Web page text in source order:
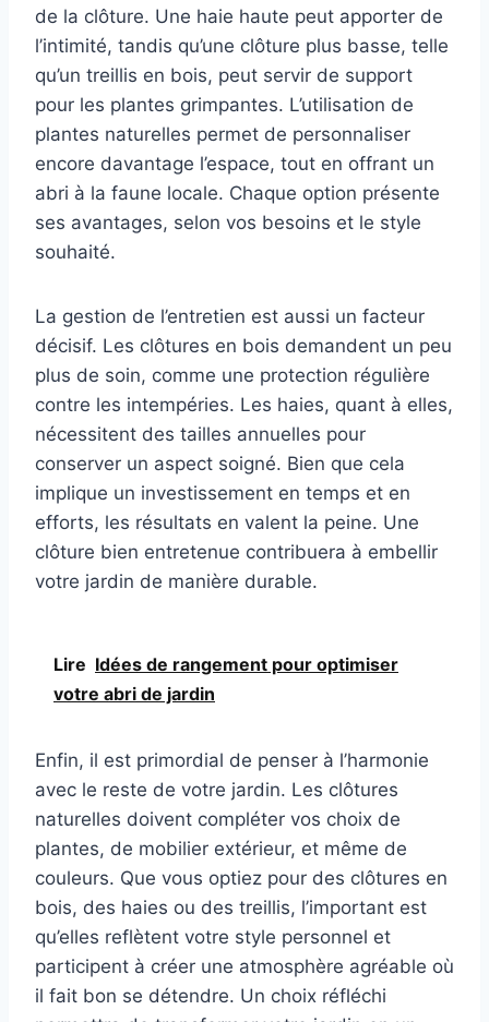
de la clôture. Une haie haute peut apporter de
l’intimité, tandis qu’une clôture plus basse, telle
qu’un treillis en bois, peut servir de support
pour les plantes grimpantes. L’utilisation de
plantes naturelles permet de personnaliser
encore davantage l’espace, tout en offrant un
abri à la faune locale. Chaque option présente
ses avantages, selon vos besoins et le style
souhaité.
La gestion de l’entretien est aussi un facteur
décisif. Les clôtures en bois demandent un peu
plus de soin, comme une protection régulière
contre les intempéries. Les haies, quant à elles,
nécessitent des tailles annuelles pour
conserver un aspect soigné. Bien que cela
implique un investissement en temps et en
efforts, les résultats en valent la peine. Une
clôture bien entretenue contribuera à embellir
votre jardin de manière durable.
Lire Idées de rangement pour optimiser
votre abri de jardin
Enfin, il est primordial de penser à l’harmonie
avec le reste de votre jardin. Les clôtures
naturelles doivent compléter vos choix de
plantes, de mobilier extérieur, et même de
couleurs. Que vous optiez pour des clôtures en
bois, des haies ou des treillis, l’important est
qu’elles reflètent votre style personnel et
participent à créer une atmosphère agréable où
il fait bon se détendre. Un choix réfléchi